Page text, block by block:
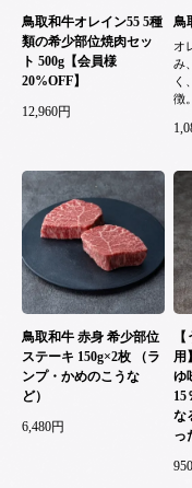
鳥取和牛オレイン55 5種
類の希少部位焼肉セッ
ト 500g【会員様
20%OFF】
12,960円
鳥
オ
み
く
徴。
鳥取和牛 赤身 希少部位
ステーキ 150g×2枚 （ラ
ンプ・かめのこうな
ど）
6,480円
用
ゆ
15
な
っ